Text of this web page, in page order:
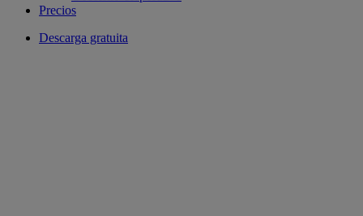
Precios
Descarga gratuita